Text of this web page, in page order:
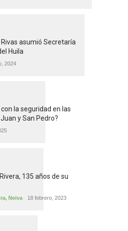
asumió Secretaría
Huila
2024
con la seguridad en las
y San Pedro?
135 años de su
, Neiva 18 febrero, 2023